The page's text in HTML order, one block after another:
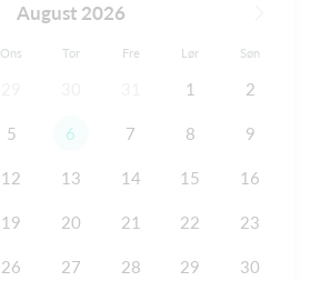
August 2026
Ons Tor Fre Lør Søn
1 2
5 6 7 8 9
12 13 14 15 16
19 20 21 22 23
26 27 28 29 30